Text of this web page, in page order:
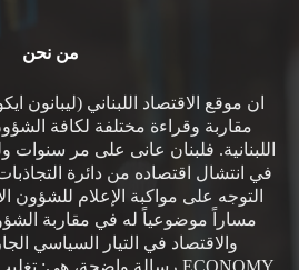
من نحن
ان موقع الاقتصاد اللبناني (ليبانون
مقاربة وقراءة مختلفة لكافة
اللبنانية. فلبنان عانى على مر
في انتشال اقتصاده من دائرة
التوجه على مواكبة الإعلام للشؤون
مساراً موضوعياً له في مقاربة